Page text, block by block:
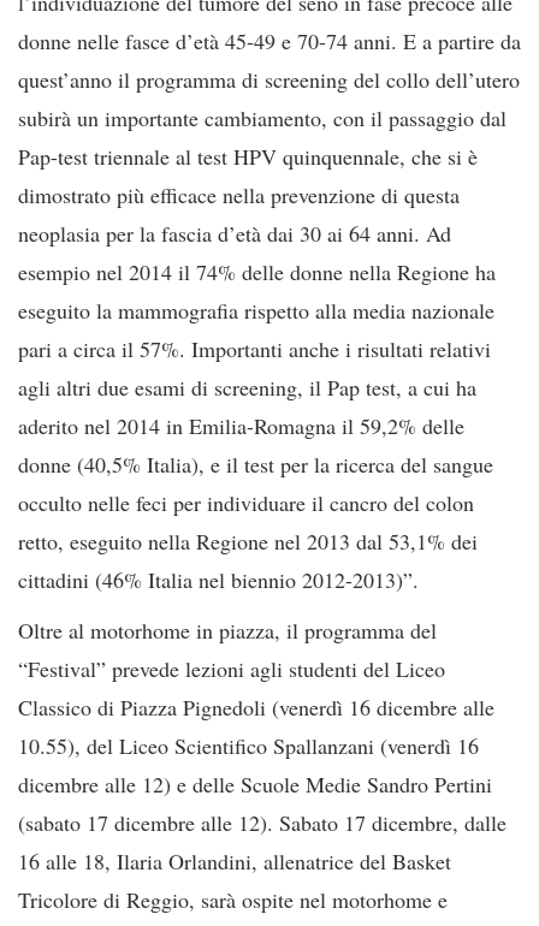
donne nelle fasce d’età 45-49 e 70-74 anni. E a partire da
quest’anno il programma di screening del collo dell’utero
subirà un importante cambiamento, con il passaggio dal
Pap-test triennale al test HPV quinquennale, che si è
dimostrato più efficace nella prevenzione di questa
neoplasia per la fascia d’età dai 30 ai 64 anni. Ad
esempio nel 2014 il 74% delle donne nella Regione ha
eseguito la mammografia rispetto alla media nazionale
pari a circa il 57%. Importanti anche i risultati relativi
agli altri due esami di screening, il Pap test, a cui ha
aderito nel 2014 in Emilia-Romagna il 59,2% delle
donne (40,5% Italia), e il test per la ricerca del sangue
occulto nelle feci per individuare il cancro del colon
retto, eseguito nella Regione nel 2013 dal 53,1% dei
cittadini (46% Italia nel biennio 2012-2013)”.
Oltre al motorhome in piazza, il programma del
“Festival” prevede lezioni agli studenti del Liceo
Classico di Piazza Pignedoli (venerdì 16 dicembre alle
10.55), del Liceo Scientifico Spallanzani (venerdì 16
dicembre alle 12) e delle Scuole Medie Sandro Pertini
(sabato 17 dicembre alle 12). Sabato 17 dicembre, dalle
16 alle 18, Ilaria Orlandini, allenatrice del Basket
Tricolore di Reggio, sarà ospite nel motorhome e